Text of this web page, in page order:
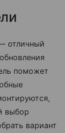
отличный
поможет
выбор
вариант